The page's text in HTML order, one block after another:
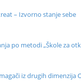
– Izvorno stanje sebe
po metodi „Škole za
iz drugih dimenzija